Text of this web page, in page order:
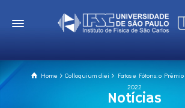
Home Colloquium diei
Fatos e Fótons: o
2022
Notícias